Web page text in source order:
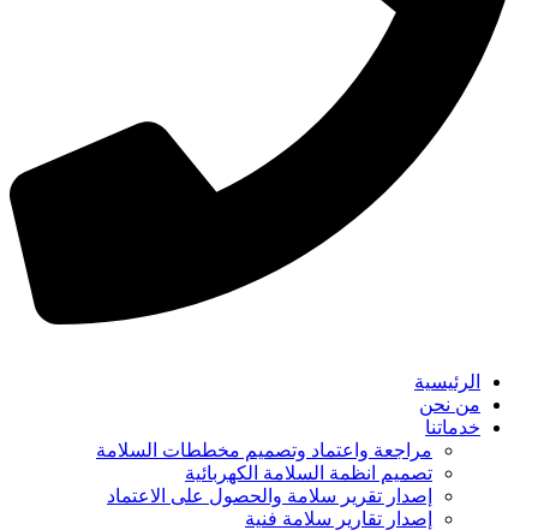
الرئيسية
من نحن
خدماتنا
مراجعة واعتماد وتصميم مخططات السلامة
تصميم انظمة السلامة الكهربائية
إصدار تقرير سلامة والحصول على الاعتماد
إصدار تقارير سلامة فنية